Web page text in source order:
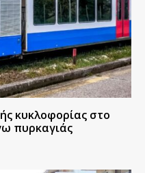
κυκλοφορίας στο
πυρκαγιάς